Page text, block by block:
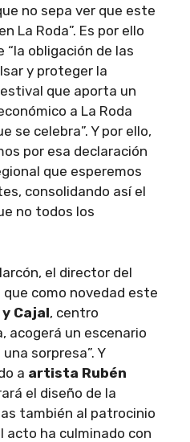
no sepa ver que este
La Roda”. Es por ello
“la obligación de las
y proteger la
que aporta un
a La Roda
se celebra”. Y por ello,
por esa declaración
que esperemos
consolidando así el
no todos los
el director del
como novedad este
y Cajal, centro
acogerá un escenario
sorpresa”. Y
a artista Rubén
el diseño de la
también al patrocinio
acto ha culminado con